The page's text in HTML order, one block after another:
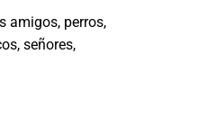
amigos, perros,
señores,